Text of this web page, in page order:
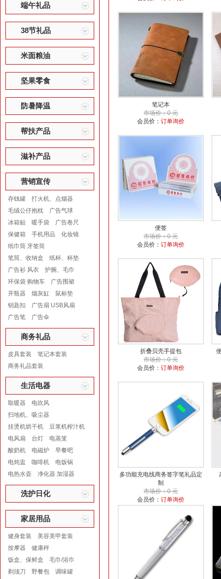
端午礼品
38节礼品
米面粮油
坚果零食
防暑降温
帮扶产品
滋补产品
营销宣传
存钱罐
打火机、点烟器
毛绒公仔抱枕
广告气球
冰箱贴
暖手袋
广告卷尺
保健箱
手机用品
化妆镜
纸巾筒 牙签筒
笔筒、收纳盒
纸杯、杯垫
广告衫 风衣
护腕、毛巾
环保袋 购物车
广告围裙
开瓶器
烟灰缸
鼠标垫
钥匙扣
广告扇 USB风扇
广告笔
广告伞
商务礼品
皮具套装
笔记本套装
商务礼品套装
生活电器
取暖器
电吹风
扫地机、吸尘器
挂烫机烘干机
豆浆机榨汁机
电风扇
台灯
电蒸笼
酸奶机
电磁炉
早餐吧
电炖盅
咖啡机
电饭锅
电热水壶
净化器 加湿器
洗护日化
家居用品
健身套装
美容美甲套装
按摩器
健康秤
饭盒、保鲜盒
毛巾/浴巾
剃须刀
野餐包
调味罐
笔记本
市场价：0 元
会员价： 订单询价
便签
市场价：0 元
会员价： 订单询价
折叠贝壳手提包
市场价：0 元
会员价： 订单询价
多功能充电线商务签字笔礼品定
制
市场价：0 元
会员价： 订单询价